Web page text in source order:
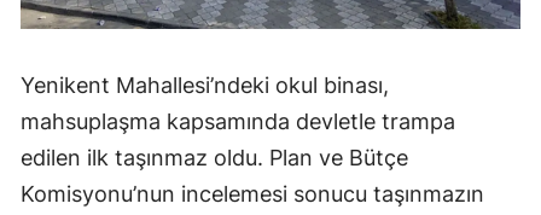
Yenikent Mahallesi’ndeki okul binası,
mahsuplaşma kapsamında devletle trampa
edilen ilk taşınmaz oldu. Plan ve Bütçe
Komisyonu’nun incelemesi sonucu taşınmazın